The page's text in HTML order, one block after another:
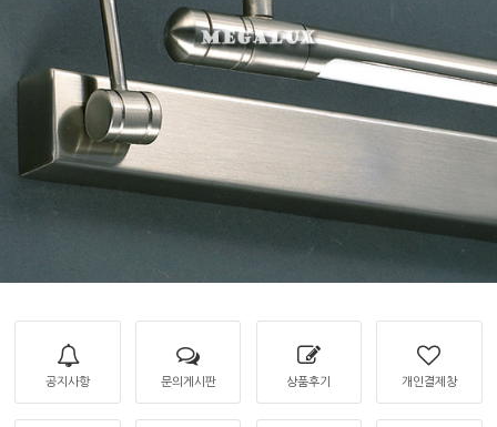
공지사항 문의게시판 상품후기 개인결제창